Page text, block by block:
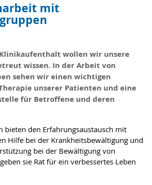
mit
wollen wir unsere
wissen. In der Arbeit von
sehen wir einen wichtigen
unserer Patienten und eine
für Betroffene und deren
bieten den Erfahrungsaustausch mit
Hilfe bei der Krankheitsbewältigung und
bei der Bewältigung von
sie Rat für ein verbessertes Leben